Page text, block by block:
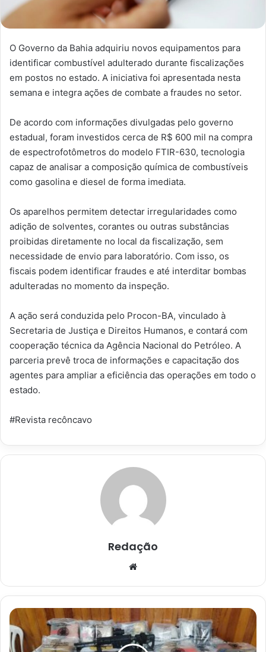
O Governo da Bahia adquiriu novos equipamentos para
identificar combustível adulterado durante fiscalizações
em postos no estado. A iniciativa foi apresentada nesta
semana e integra ações de combate a fraudes no setor.
De acordo com informações divulgadas pelo governo
estadual, foram investidos cerca de R$ 600 mil na compra
de espectrofotômetros do modelo FTIR-630, tecnologia
capaz de analisar a composição química de combustíveis
como gasolina e diesel de forma imediata.
Os aparelhos permitem detectar irregularidades como
adição de solventes, corantes ou outras substâncias
proibidas diretamente no local da fiscalização, sem
necessidade de envio para laboratório. Com isso, os
fiscais podem identificar fraudes e até interditar bombas
adulteradas no momento da inspeção.
A ação será conduzida pelo Procon-BA, vinculado à
Secretaria de Justiça e Direitos Humanos, e contará com
cooperação técnica da Agência Nacional do Petróleo. A
parceria prevê troca de informações e capacitação dos
agentes para ampliar a eficiência das operações em todo o
estado.
#Revista recôncavo
Redação
Operação
“Cavalo
de